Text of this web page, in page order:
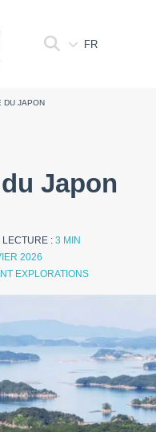
FR
DU JAPON
Japon
LECTURE : 3 MIN
2026
EXPLORATIONS